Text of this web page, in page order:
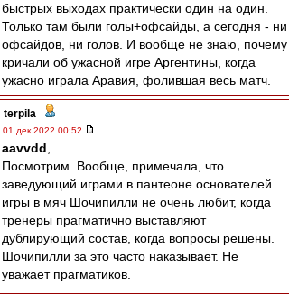
быстрых выходах практически один на один.
Только там были голы+офсайды, а сегодня - ни
офсайдов, ни голов. И вообще не знаю, почему
кричали об ужасной игре Аргентины, когда
ужасно играла Аравия, фолившая весь матч.
terpila -
01 дек 2022 00:52
aavvdd
Посмотрим. Вообще, примечала, что
заведующий играми в пантеоне основателей
игры в мяч Шочипилли не очень любит, когда
тренеры прагматично выставляют
дублирующий состав, когда вопросы решены.
Шочипилли за это часто наказывает. Не
уважает прагматиков.